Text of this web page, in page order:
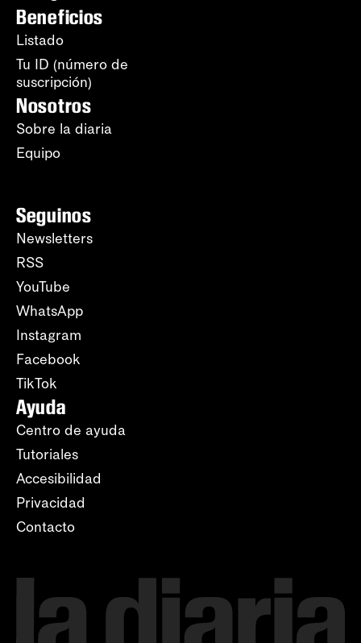
Beneficios
Listado
Tu ID (número de
suscripción)
Nosotros
Sobre la diaria
Equipo
Seguinos
Newsletters
RSS
YouTube
WhatsApp
Instagram
Facebook
TikTok
Ayuda
Centro de ayuda
Tutoriales
Accesibilidad
Privacidad
Contacto